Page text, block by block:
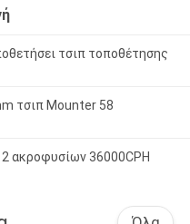
τσιπ τοποθέτησης
τσιπ Mounter 58
ακροφυσίων 36000CPH